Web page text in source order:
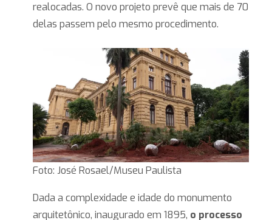
realocadas. O novo projeto prevê que mais de 70
delas passem pelo mesmo procedimento.
Foto: José Rosael/Museu Paulista
Dada a complexidade e idade do monumento
arquitetônico, inaugurado em 1895, o processo